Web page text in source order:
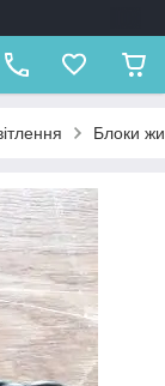
Блоки